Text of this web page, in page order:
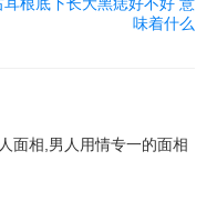
味着什么
面相,男人用情专一的面相